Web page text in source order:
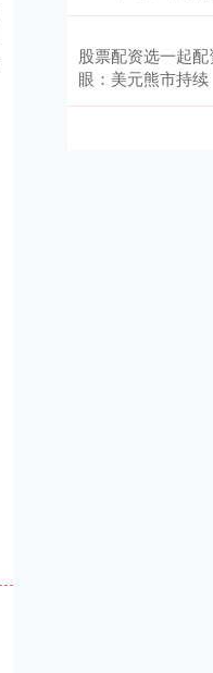
股票配资选一起
眼：美元熊市持续